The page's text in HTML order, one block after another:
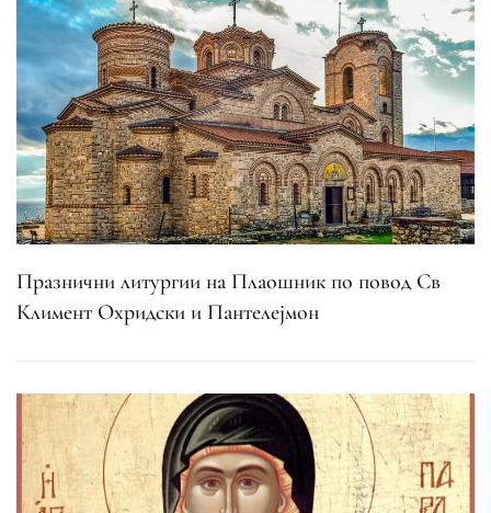
Празнични литургии на Плаошник по повод Св
Климент Охридски и Пантелејмон